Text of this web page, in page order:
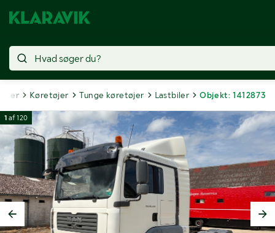
Køretøjer Tunge køretøjer Lastbiler Objekt: 1412873
1 af120